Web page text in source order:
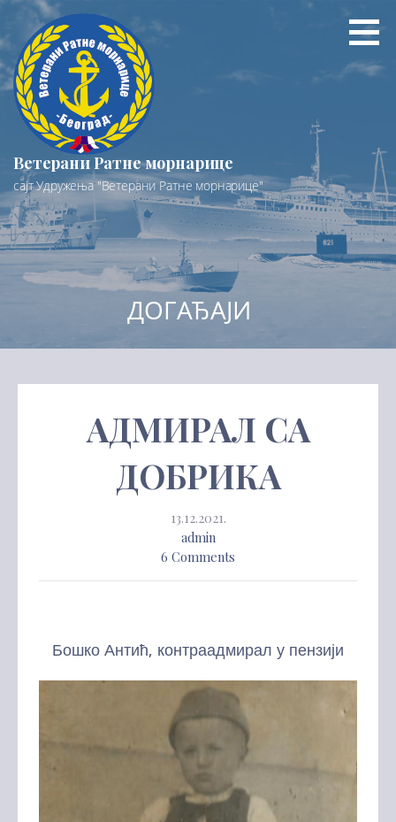
Preskoči
sadržaj
Ветерани Ратне морнарице
сајт Удружења "Ветерани Ратне морнарице"
ДОГАЂАЈИ
АДМИРАЛ СA
ДОБРИКА
13.12.2021.
admin
6 Comments
Бошко Антић, контраадмирал у пензији